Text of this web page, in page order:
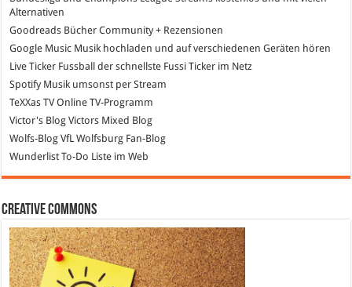
Alternativen
Goodreads Bücher Community + Rezensionen
Google Music Musik hochladen und auf verschiedenen Geräten hören
Live Ticker Fussball
der schnellste Fussi Ticker im Netz
SpotifyMusik umsonst per Stream
TeXXas TVOnline TV-Programm
Victor's Blog Victors Mixed Blog
Wolfs-Blog VfL Wolfsburg Fan-Blog
WunderlistTo-Do Liste im Web
Creative Commons